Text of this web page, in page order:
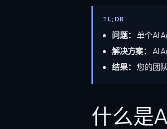
TL;DR
问题： 单个AI
解决方案：
AI
结果： 您的团
什么是